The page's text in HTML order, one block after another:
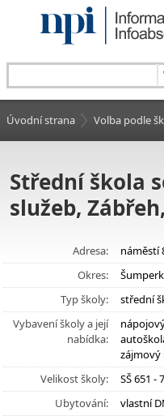
Úvodní strana Volba podle
Střední škola
služeb,
Adresa:
náměstí
Okres:
Šumperk
Typ školy:
střední
Vybavení školy a její
nabídka:
Velikost školy:
SŠ 651 -
Ubytování:
vlastní